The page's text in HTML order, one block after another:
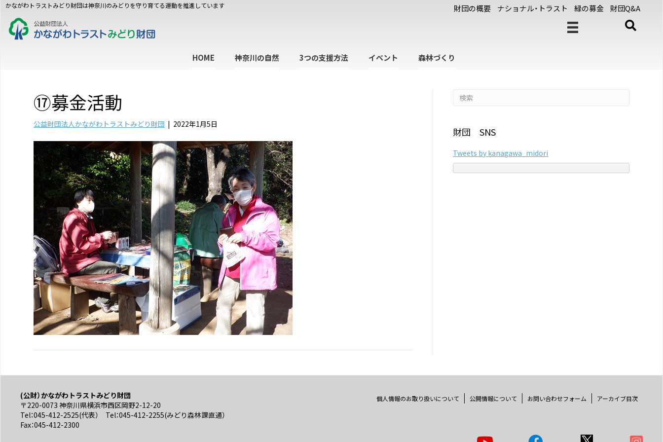
かながわトラストみどり財団は神奈川のみどりを守り育てる運動を推進しています 財団の概要 ナショナル・トラスト 緑の募金 財団Q&A
HOME 神奈川の自然 3つの支援方法 イベント 森林づくり
⑰募金活動
公益財団法人かながわトラストみどり財団 | 2022年1月5日
財団 SNS
Tweets by kanagawa_midori
(公財）かながわトラストみどり財団
〒220-0073 神奈川県横浜市西区岡野2-12-20
Tel：045-412-2525(代表） Tel：045-412-2255(みどり森林課直通）
Fax：045-412-2300
個人情報のお取り扱いについて 公開情報について お問い合わせフォーム アーカイブ目次